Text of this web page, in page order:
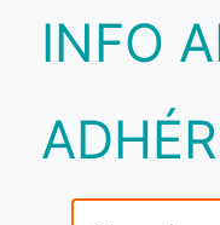
INFO